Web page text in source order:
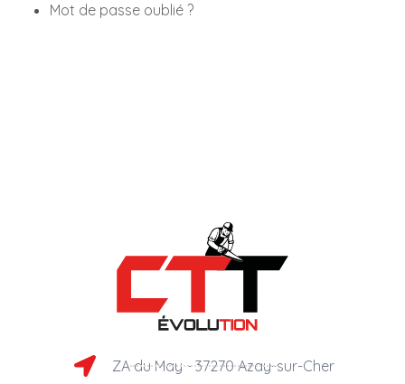
Mot de passe oublié ?
ZA du May - 37270 Azay-sur-Cher​